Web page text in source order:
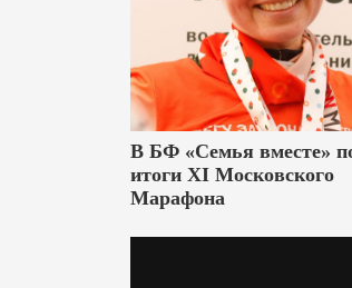
В БФ «Семья вместе»
итоги XI Московского
Марафона